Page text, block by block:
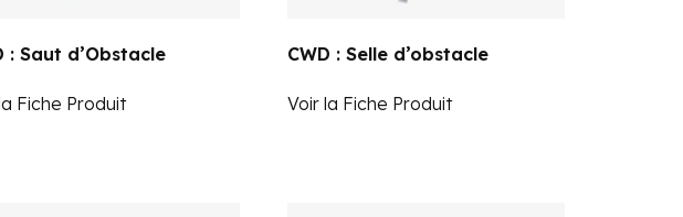
: Saut d’Obstacle
Fiche Produit
CWD : Selle d’obstacle
Voir la Fiche Produit